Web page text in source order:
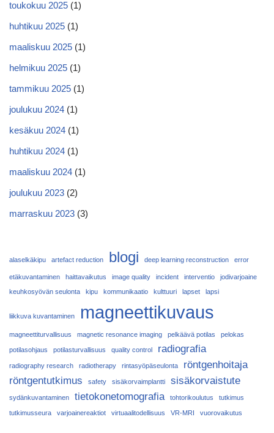
toukokuu 2025 (1)
huhtikuu 2025 (1)
maaliskuu 2025 (1)
helmikuu 2025 (1)
tammikuu 2025 (1)
joulukuu 2024 (1)
kesäkuu 2024 (1)
huhtikuu 2024 (1)
maaliskuu 2024 (1)
joulukuu 2023 (2)
marraskuu 2023 (3)
alaselkäkipu artefact reduction blogi deep learning reconstruction error
etäkuvantaminen haittavaikutus image quality incident interventio
jodivarjoaine
keuhkosyövän seulonta
kipu kommunikaatio kulttuuri lapset lapsi
liikkuva kuvantaminen magneettikuvaus
magneettiturvallisuus magnetic resonance imaging pelkäävä potilas pelokas
potilasohjaus potilasturvallisuus quality control radiografia
radiography research radiotherapy rintasyöpäseulonta
röntgenhoitaja
röntgentutkimus
safety sisäkorvaimplantti sisäkorvaistute
sydänkuvantaminen tietokonetomografia tohtorikoulutus tutkimus
tutkimusseura varjoainereaktiot virtuaalitodellisuus VR-MRI vuorovaikutus